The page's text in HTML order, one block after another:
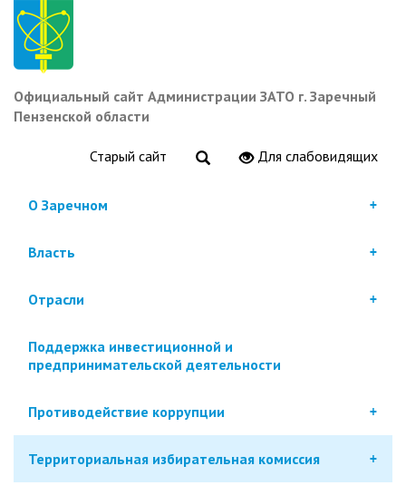
Перейти
основному
содержанию
Официальный сайт Администрации ЗАТО г. Заречный
Пензенской области
Старый сайт Для слабовидящих
О Заречном
Власть
Отрасли
Поддержка инвестиционной и
предпринимательской деятельности
Противодействие коррупции
Территориальная избирательная комиссия